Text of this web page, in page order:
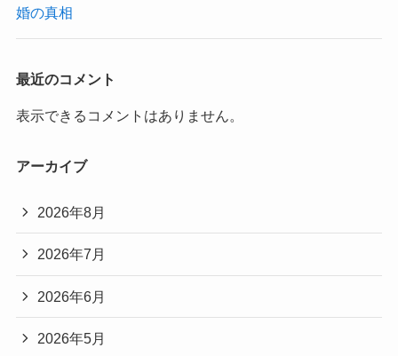
婚の真相
最近のコメント
表示できるコメントはありません。
アーカイブ
2026年8月
2026年7月
2026年6月
2026年5月